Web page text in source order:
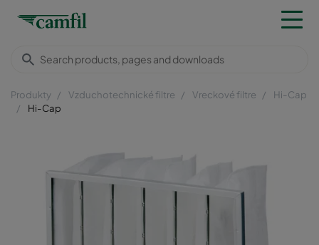
Produkty Vzduchotechnické filtre Vreckové filtre
Hi-Cap
Hi-Cap